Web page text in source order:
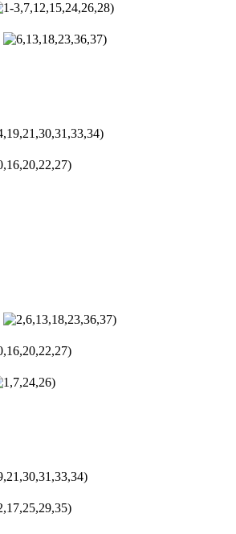
)
)
)
)
)
)
)
)
)